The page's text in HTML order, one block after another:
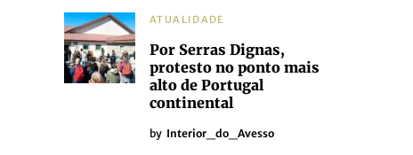
ATUALIDADE
Por Serras Dignas,
protesto no ponto mais
alto de Portugal
continental
by Interior_do_Avesso